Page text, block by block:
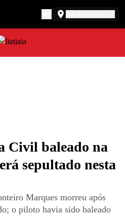
Civil baleado na
sepultado nesta
Marques morreu após
o piloto havia sido baleado